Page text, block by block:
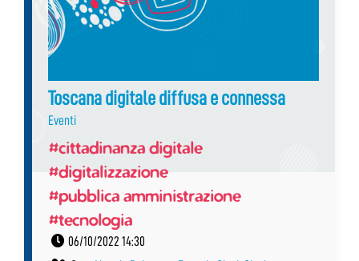
Toscana digitale diffusa e connessa
Eventi
#cittadinanza digitale
#digitalizzazione
#pubblica amministrazione
#tecnologia
06/10/2022 14:30